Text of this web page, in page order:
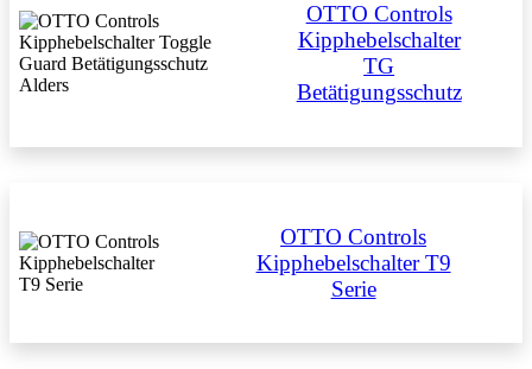
OTTO Controls
Kipphebelschalter
TG
Betätigungsschutz
OTTO Controls
Kipphebelschalter T9
Serie